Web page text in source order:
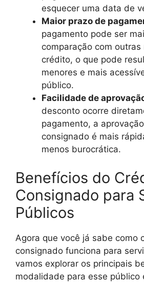
esquecer uma data de
Maior prazo de
pagamento pode ser
comparação com
crédito, o que pode
menores e mais
público.
Facilidade de
desconto ocorre
pagamento, a
consignado é mais
menos burocrática.
Benefícios do
Consignado para
Públicos
Agora que você já sabe como
consignado funciona para
vamos explorar os principais
modalidade para esse público